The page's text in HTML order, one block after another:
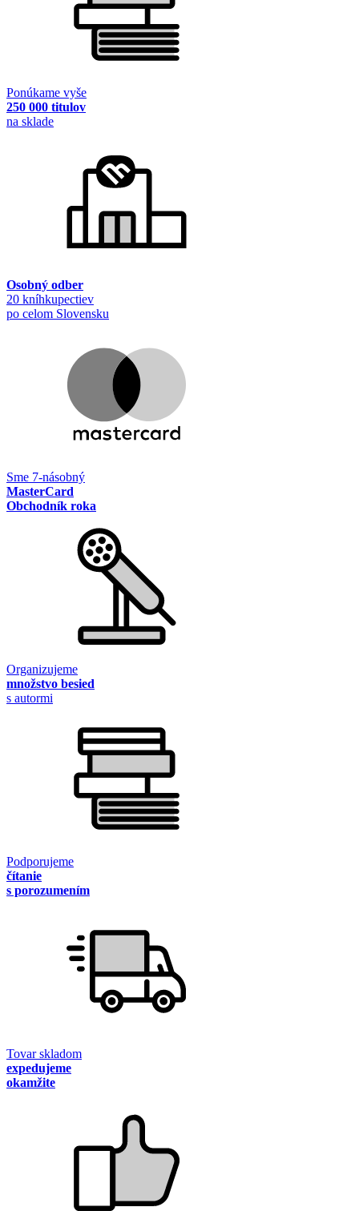
Ponúkame vyše
250 000 titulov
na sklade
Osobný odber
20 kníhkupectiev
po celom Slovensku
Sme 7-násobný
MasterCard
Obchodník roka
Organizujeme
množstvo besied
s autormi
Podporujeme
čítanie
s porozumením
Tovar skladom
expedujeme
okamžite